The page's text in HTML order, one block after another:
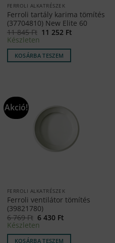
FERROLI ALKATRÉSZEK
Ferroli tartály karima tömítés
(37704810) New Elite 60
11 845Ft Original
11
845 Ft.
11 252 FtCurrent
Készleten
KOSÁRBA TESZEM
Akció!
FERROLI ALKATRÉSZEK
Ferroli ventilátor tömítés
(39821780)
6 769Ft Original
price
was:
6
6 430 FtCurrent
6
Készleten
KOSÁRBA TESZEM